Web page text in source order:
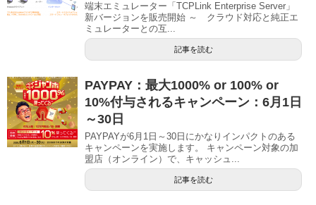
端末エミュレーター「TCPLink Enterprise Server」
新バージョンを販売開始 ～ クラウド対応と純正エ
ミュレーターとの互...
記事を読む
PAYPAY：最大1000% or 100% or
10%付与されるキャンペーン：6月1日
～30日
PAYPAYが6月1日～30日にかなりインパクトのある
キャンペーンを実施します。 キャンペーン対象の加
盟店（オンライン）で、キャッシュ...
記事を読む